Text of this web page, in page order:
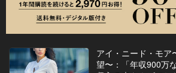
アイ・ニード・モア
望〜：「年収900万